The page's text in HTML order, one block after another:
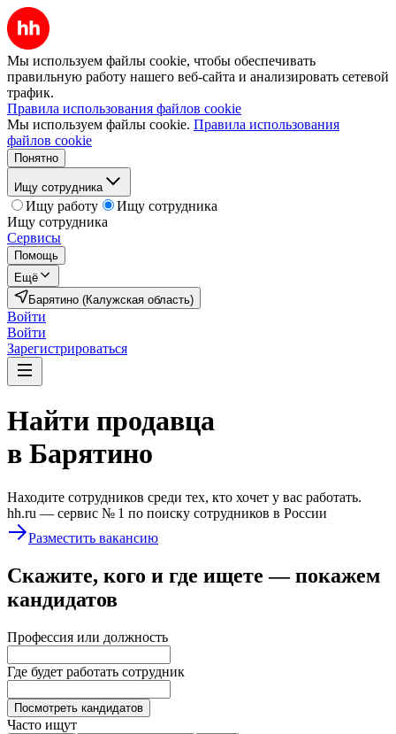
Мы используем файлы cookie, чтобы обеспечивать
правильную работу нашего веб-сайта и анализировать сетевой
трафик.
Правила использования файлов cookie
Мы используем файлы cookie. Правила использования
файлов cookie
Понятно
Ищу сотрудника
Ищу работу
Ищу сотрудника
Ищу сотрудника
Сервисы
Помощь
Ещё
Барятино (Калужская область)
Войти
Войти
Зарегистрироваться
Найти продавца
в Барятино
Находите сотрудников среди тех, кто хочет у вас работать.
hh.ru — сервис № 1 по поиску сотрудников в России
Разместить вакансию
Скажите, кого и где ищете — покажем
кандидатов
Профессия или должность
Где будет работать сотрудник
Посмотреть кандидатов
Часто ищут